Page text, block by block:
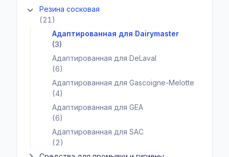
Показать подкатегории Резина сосковая
Резина сосковая
(21)
Адаптированная для Dairymaster
(3)
Адаптированная для DeLaval
(6)
Адаптированная для Gascoigne-Melotte
(4)
Адаптированная для GEA
(6)
Адаптированная для SAC
(2)